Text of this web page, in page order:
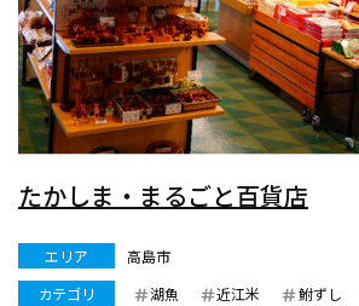
たかしま・まるごと百貨店
エリア
高島市
カテゴリ
湖魚 近江米 鮒ずし